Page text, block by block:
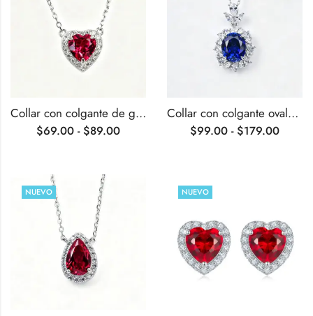
Collar con colgante de gema sintética con forma de corazón y engaste tipo halo.
$69.00 - $89.00
Collar con colgante ovalado de gema cultivada en laboratorio con engaste tipo halo
$99.00 - $179.00
NUEVO NUEVO